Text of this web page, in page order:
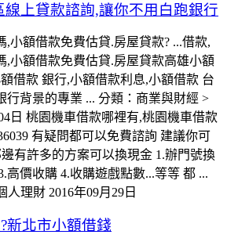
上貸款諮詢,讓你不用白跑銀行
,小額借款免費估貸.房屋貸款? ...借款,
,小額借款免費估貸.房屋貸款高雄小額
借款 銀行,小額借款利息,小額借款 台
行背景的專業 ... 分類：商業與財經 >
日 桃園機車借款哪裡有,桃園機車借款
有疑問都可以免費諮詢 建議你可
邊有許多的方案可以換現金 1.辦門號換
高價收購 4.收購遊戲點數...等等 都 ...
理財 2016年09月29日
新北市小額借錢